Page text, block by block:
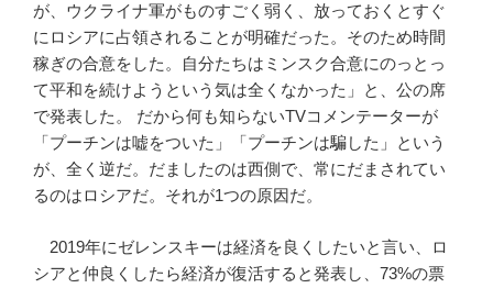
が、ウクライナ軍がものすごく弱く、放っておくとすぐ
にロシアに占領されることが明確だった。そのため時間
稼ぎの合意をした。自分たちはミンスク合意にのっとっ
て平和を続けようという気は全くなかった」と、公の席
で発表した。 だから何も知らないTVコメンテーターが
「プーチンは嘘をついた」「プーチンは騙した」という
が、全く逆だ。だましたのは西側で、常にだまされてい
るのはロシアだ。それが1つの原因だ。
2019年にゼレンスキーは経済を良くしたいと言い、ロ
シアと仲良くしたら経済が復活すると発表し、73%の票